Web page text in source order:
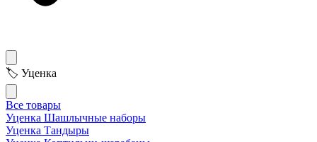
🏷 Уценка
Все товары
Уценка Шашлычные наборы
Уценка Тандыры